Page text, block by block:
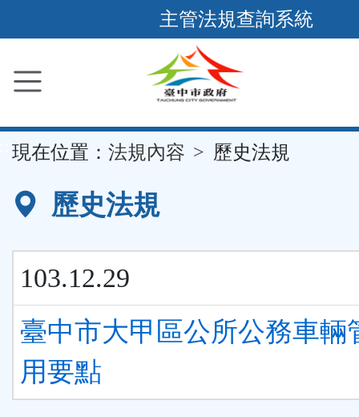
到
要
容
區
主管法規查詢系統
現在位置： 法規內容 歷史法規
歷史法規
103.12.29
臺中市大甲區公所公務車輛
用要點